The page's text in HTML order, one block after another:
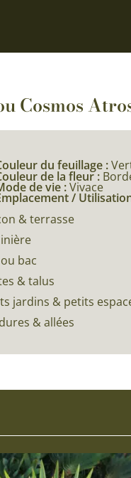
Cosmos
du feuillage :
de la fleur :
de vie :Vivace
/
& terrasse
bac
& talus
jardins & petits
& allées